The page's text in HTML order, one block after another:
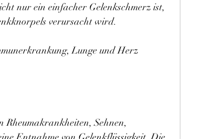
nur ein einfacher Gelenkschmerz ist,
verursacht wird.
Lunge und Herz
Rheumakrankheiten, Sehnen,